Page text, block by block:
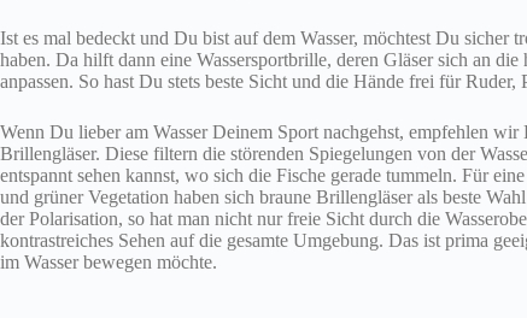
Ist es mal bedeckt und Du bist auf dem Wasser, möchtest Du sicher
haben. Da hilft dann eine Wassersportbrille, deren Gläser sich an
anpassen. So hast Du stets beste Sicht und die Hände frei für Ruder,
Wenn Du lieber am Wasser Deinem Sport nachgehst, empfehlen
Brillengläser. Diese filtern die störenden Spiegelungen von der
entspannt sehen kannst, wo sich die Fische gerade tummeln. Für
und grüner Vegetation haben sich braune Brillengläser als beste
der Polarisation, so hat man nicht nur freie Sicht durch die
kontrastreiches Sehen auf die gesamte Umgebung. Das ist prima
im Wasser bewegen möchte.